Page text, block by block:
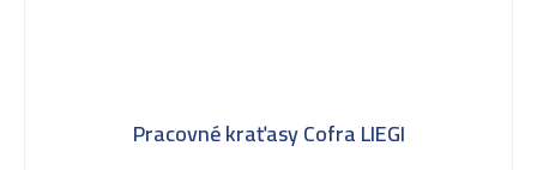
Pracovné kraťasy Cofra LIEGI